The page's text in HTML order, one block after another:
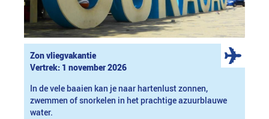
Zon vliegvakantie
Vertrek: 1 november 2026
In de vele baaien kan je naar hartenlust zonnen,
zwemmen of snorkelen in het prachtige azuurblauwe
water.